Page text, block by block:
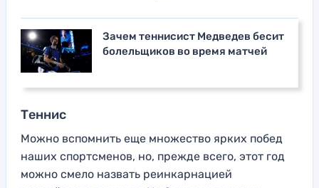
Зачем теннисист Медведев бесит
болельщиков во время матчей
Теннис
Можно вспомнить еще множество ярких побед
наших спортсменов, но, прежде всего, этот год
можно смело назвать реинкарнацией